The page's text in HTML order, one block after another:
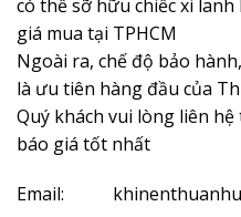
có thể sỡ hữu chiếc xi
giá mua tại TPHCM
Ngoài ra, chế độ bảo
là ưu tiên hàng đầu của
Quý khách vui lòng liên
báo giá tốt nhất
Email: